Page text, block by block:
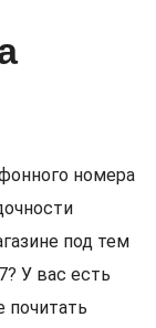
номера
под тем
У вас есть
почитать